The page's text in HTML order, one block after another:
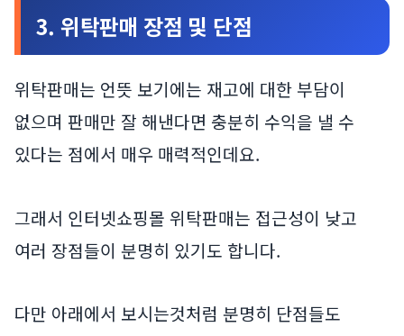
3. 위탁판매 장점 및 단점
위탁판매는 언뜻 보기에는 재고에 대한 부담이
없으며 판매만 잘 해낸다면 충분히 수익을 낼 수
있다는 점에서 매우 매력적인데요.
그래서 인터넷쇼핑몰 위탁판매는 접근성이 낮고
여러 장점들이 분명히 있기도 합니다.
다만 아래에서 보시는것처럼 분명히 단점들도